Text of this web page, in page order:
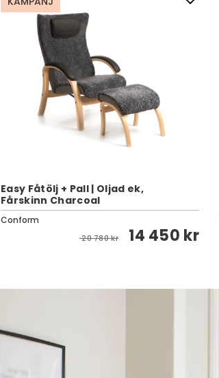
Easy Fåtölj + Pall | Oljad ek,
Fårskinn Charcoal
Conform
20 780 kr 14 450 kr